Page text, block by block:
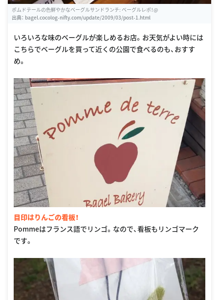
ポムドテールの色鮮やかなベーグルサンドランチ: ベーグルレポ！@
出典： bagel.cocolog-nifty.com/update/2009/03/post-1.html
いろいろな味のベーグルが楽しめるお店。お天気がよい時には
こちらでベーグルを買って近くの公園で食べるのも、おすす
め。
目印はりんごの看板！
Pommeはフランス語でリンゴ。なので、看板もリンゴマーク
です。